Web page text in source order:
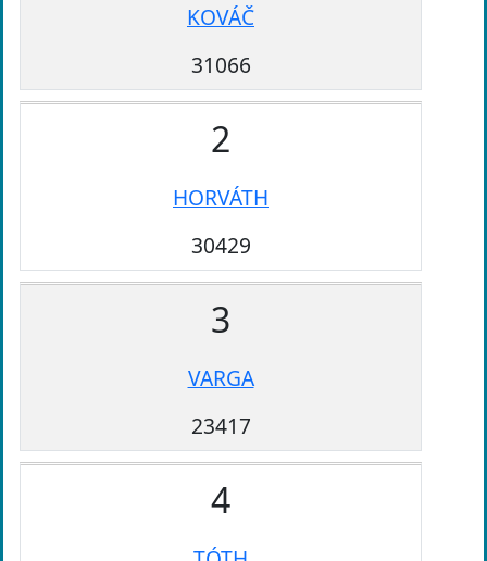
KOVÁČ
31066
2
HORVÁTH
30429
3
VARGA
23417
4